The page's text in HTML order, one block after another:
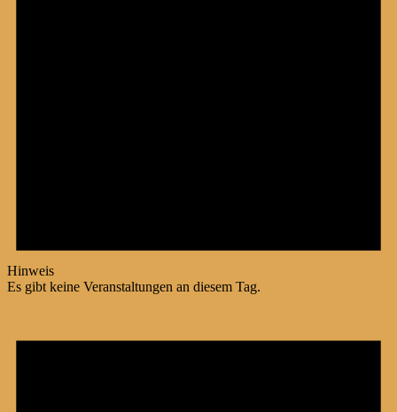
Hinweis
Es gibt keine Veranstaltungen an diesem Tag.